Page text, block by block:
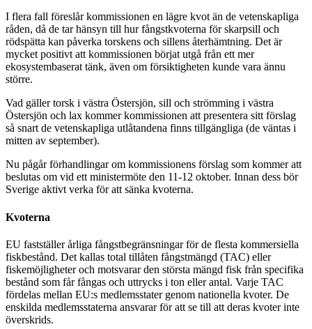
I flera fall föreslår kommissionen en lägre kvot än de vetenskapliga
råden, då de tar hänsyn till hur fångstkvoterna för skarpsill och
rödspätta kan påverka torskens och sillens återhämtning. Det är
mycket positivt att kommissionen börjat utgå från ett mer
ekosystembaserat tänk, även om försiktigheten kunde vara ännu
större.
Vad gäller torsk i västra Östersjön, sill och strömming i västra
Östersjön och lax kommer kommissionen att presentera sitt förslag
så snart de vetenskapliga utlåtandena finns tillgängliga (de väntas i
mitten av september).
Nu pågår förhandlingar om kommissionens förslag som kommer att
beslutas om vid ett ministermöte den 11-12 oktober. Innan dess bör
Sverige aktivt verka för att sänka kvoterna.
Kvoterna
EU fastställer årliga fångstbegränsningar för de flesta kommersiella
fiskbestånd. Det kallas total tillåten fångstmängd (TAC) eller
fiskemöjligheter och motsvarar den största mängd fisk från specifika
bestånd som får fångas och uttrycks i ton eller antal. Varje TAC
fördelas mellan EU:s medlemsstater genom nationella kvoter. De
enskilda medlemsstaterna ansvarar för att se till att deras kvoter inte
överskrids.